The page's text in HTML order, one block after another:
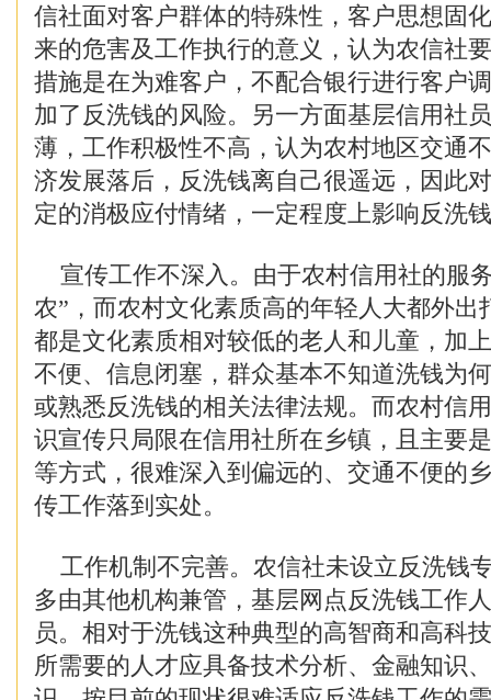
信社面对客户群体的特殊性，客户思想固
来的危害及工作执行的意义，认为农信社
措施是在为难客户，不配合银行进行客户
加了反洗钱的风险。另一方面基层信用社
薄，工作积极性不高，认为农村地区交通
济发展落后，反洗钱离自己很遥远，因此
定的消极应付情绪，一定程度上影响反洗
宣传工作不深入。由于农村信用社的服
农”，而农村文化素质高的年轻人大都外出
都是文化素质相对较低的老人和儿童，加
不便、信息闭塞，群众基本不知道洗钱为
或熟悉反洗钱的相关法律法规。而农村信
识宣传只局限在信用社所在乡镇，且主要
等方式，很难深入到偏远的、交通不便的
传工作落到实处。
工作机制不完善。农信社未设立反洗钱
多由其他机构兼管，基层网点反洗钱工作
员。相对于洗钱这种典型的高智商和高科
所需要的人才应具备技术分析、金融知识